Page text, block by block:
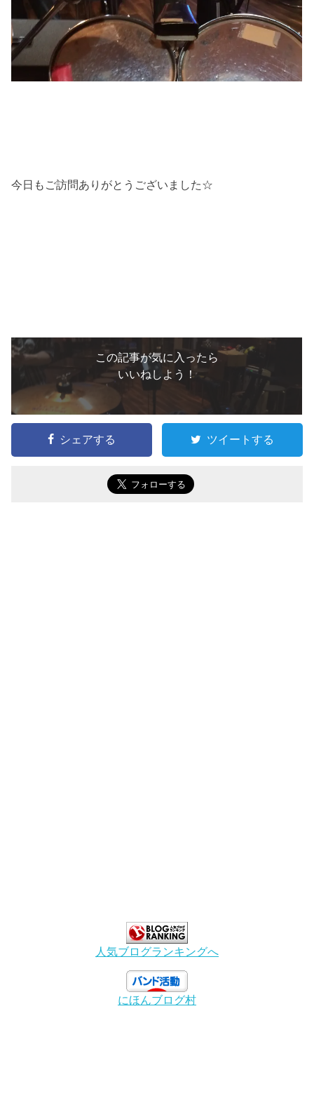
今日もご訪問ありがとうございました☆
この記事が気に入ったら
いいねしよう！
シェアする ツイートする
人気ブログランキングへ
にほんブログ村